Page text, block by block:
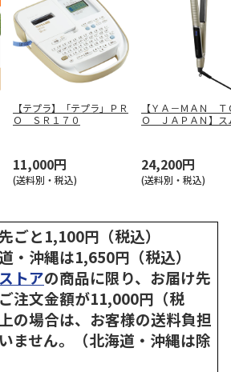
【テプラ】「テプラ」ＰＲ
Ｏ ＳＲ１７０
11,000円
(送料別・税込)
【ＹＡ－ＭＡＮ Ｔ
Ｏ ＪＡＰＡＮ】ス
24,200円
(送料別・税込)
ごと1,100円（税込）
・沖縄は1,650円（税込）
トアの商品に限り、お届け先
注文金額が11,000円（税
の場合は、お客様の送料負担
ません。（北海道・沖縄は除